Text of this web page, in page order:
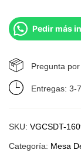
Pedir más
Pregunta
Entregas: 3-
SKU: VGCSDT-
Categoría: Mesa